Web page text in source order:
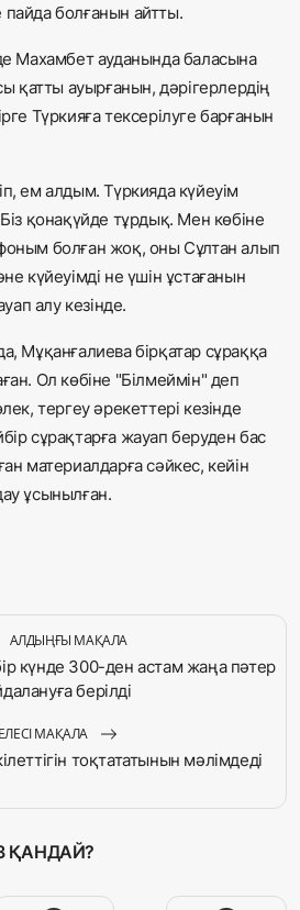
болғанын айтты.
Махамбет ауданында баласына
қатты ауырғанын, дәрігерлердің
Түркияға тексерілуге барғанын
ем алдым. Түркияда күйеуім
қонақүйде тұрдық. Мен көбіне
болған жоқ, оны Сұлтан алып
күйеуімді не үшін ұстағанын
алу кезінде.
Мұқанғалиева бірқатар сұраққа
Ол көбіне "Білмеймін" деп
тергеу әрекеттері кезінде
сұрақтарға жауап беруден бас
материалдарға сәйкес, кейін
ұсынылған.
АЛДЫҢҒЫ МАҚАЛА
күнде 300-ден астам жаңа пәтер
берілді
МАҚАЛА
тоқтататынын мәлімдеді
ҚАНДАЙ?